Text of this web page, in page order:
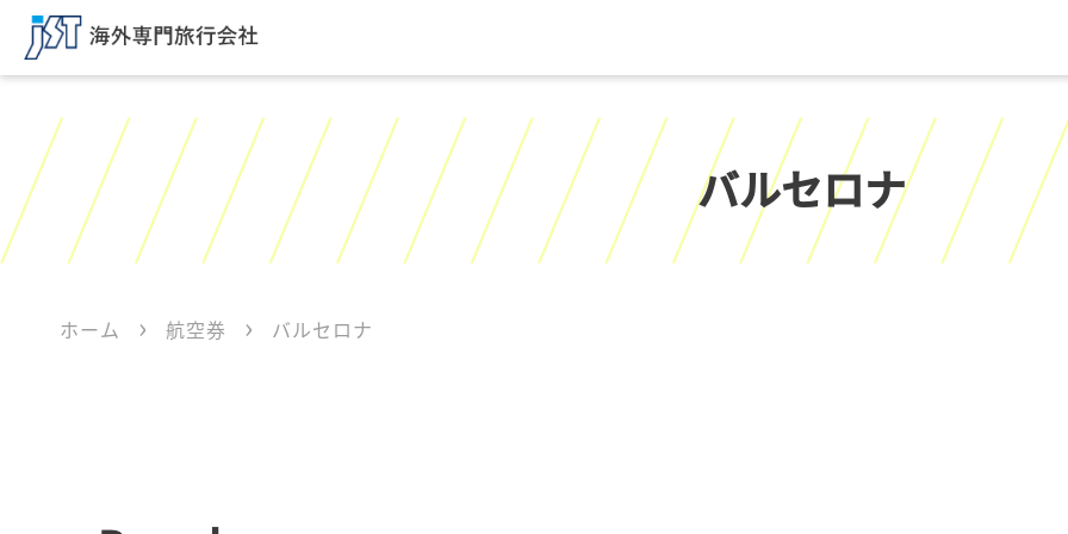
バルセロナ
ホーム 航空券 バルセロナ